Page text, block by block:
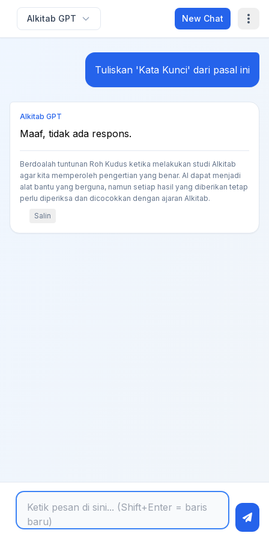
Alkitab GPT New Chat
Tuliskan 'Kata Kunci' dari pasal ini
Alkitab GPT
Maaf, tidak ada respons.
Berdoalah tuntunan Roh Kudus ketika melakukan studi Alkitab
agar kita memperoleh pengertian yang benar. AI dapat menjadi
alat bantu yang berguna, namun setiap hasil yang diberikan tetap
perlu diperiksa dan dicocokkan dengan ajaran Alkitab.
Salin